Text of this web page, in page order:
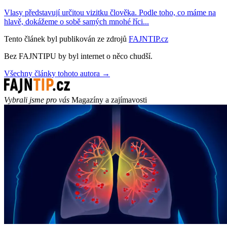
Vlasy představují určitou vizitku člověka. Podle toho, co máme na
hlavě, dokážeme o sobě samých mnohé říci...
Tento článek byl publikován ze zdrojů FAJNTIP.cz
Bez FAJNTIPU by byl internet o něco chudší.
Všechny články tohoto autora →
Vybrali jsme pro vás Magazíny a zajímavosti